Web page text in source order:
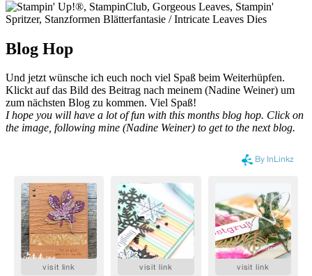
Blog Hop
Und jetzt wünsche ich euch noch viel Spaß beim Weiterhüpfen.
Klickt auf das Bild des Beitrag nach meinem (Nadine Weiner) um
zum nächsten Blog zu kommen. Viel Spaß!
I hope you will have a lot of fun with this months blog hop. Click on
the image, following mine (Nadine Weiner) to get to the next blog.